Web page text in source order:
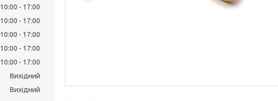
10:00
17:00
10:00
17:00
10:00
17:00
10:00
17:00
10:00
17:00
Вихідний
Вихідний